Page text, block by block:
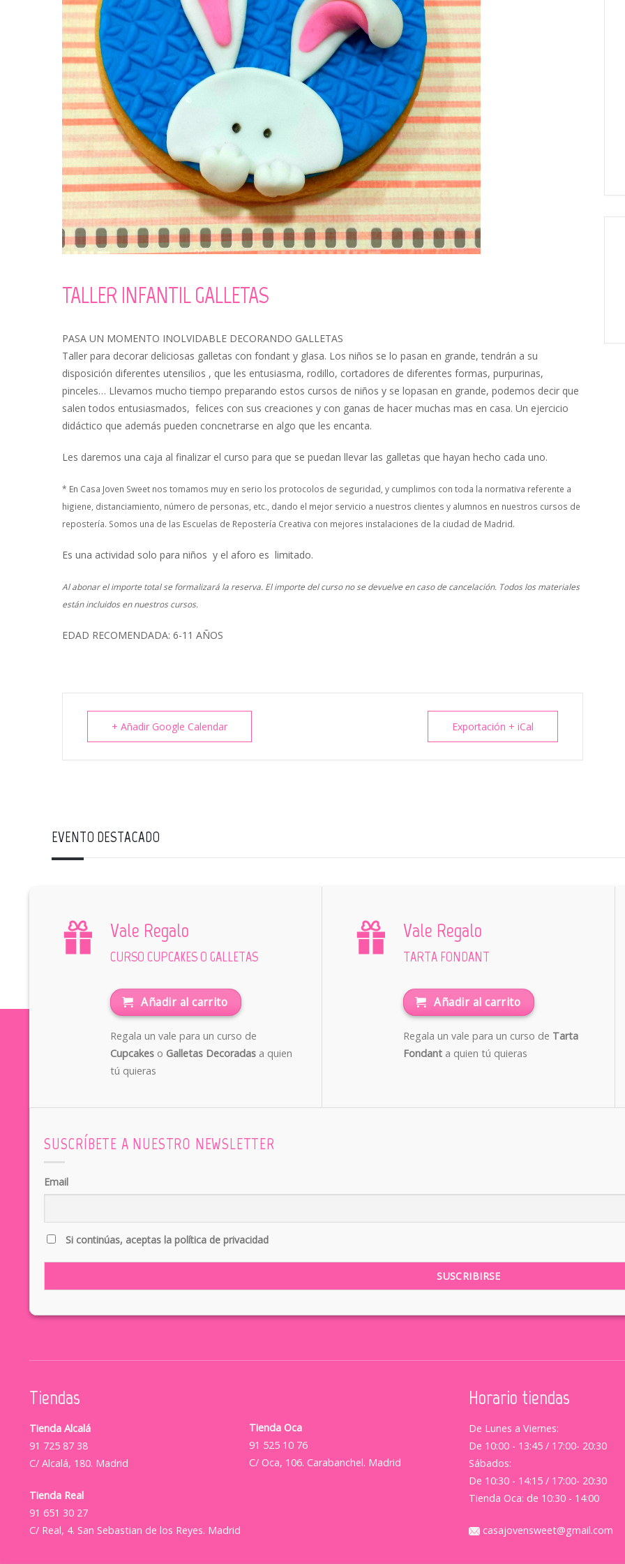
TALLER INFANTIL GALLETAS
PASA UN MOMENTO INOLVIDABLE DECORANDO GALLETAS
Taller para decorar deliciosas galletas con fondant y glasa. Los niños se lo pasan en grande, tendrán a su
disposición diferentes utensilios , que les entusiasma, rodillo, cortadores de diferentes formas, purpurinas,
pinceles… Llevamos mucho tiempo preparando estos cursos de niños y se lopasan en grande, podemos decir que
salen todos entusiasmados, felices con sus creaciones y con ganas de hacer muchas mas en casa. Un ejercicio
didáctico que además pueden concnetrarse en algo que les encanta.
Les daremos una caja al finalizar el curso para que se puedan llevar las galletas que hayan hecho cada uno.
* En Casa Joven Sweet nos tomamos muy en serio los protocolos de seguridad, y cumplimos con toda la normativa referente a
higiene, distanciamiento, número de personas, etc., dando el mejor servicio a nuestros clientes y alumnos en nuestros cursos de
repostería. Somos una de las Escuelas de Repostería Creativa con mejores instalaciones de la ciudad de Madrid.
Es una actividad solo para niños y el aforo es limitado.
Al abonar el importe total se formalizará la reserva. El importe del curso no se devuelve en caso de cancelación. Todos los materiales
están incluidos en nuestros cursos.
EDAD RECOMENDADA: 6-11 AÑOS
+ Añadir Google Calendar Exportación + iCal
EVENTO DESTACADO
Vale Regalo
CURSO CUPCAKES O GALLETAS
Añadir al carrito
Regala un vale para un curso de
Cupcakes o Galletas Decoradas a quien
tú quieras
Vale Regalo
TARTA FONDANT
Añadir al carrito
Regala un vale para un curso de Tarta
Fondant a quien tú quieras
SUSCRÍBETE A NUESTRO NEWSLETTER
Email
Si continúas, aceptas la política de privacidad
Tiendas
Tienda Alcalá
91 725 87 38
C/ Alcalá, 180. Madrid
Tienda Real
91 651 30 27
C/ Real, 4. San Sebastian de los Reyes. Madrid
Tienda Oca
91 525 10 76
C/ Oca, 106. Carabanchel. Madrid
Horario tiendas
De Lunes a Viernes:
De 10:00 - 13:45 / 17:00- 20:30
Sábados:
De 10:30 - 14:15 / 17:00- 20:30
Tienda Oca: de 10:30 - 14:00
casajovensweet@gmail.com